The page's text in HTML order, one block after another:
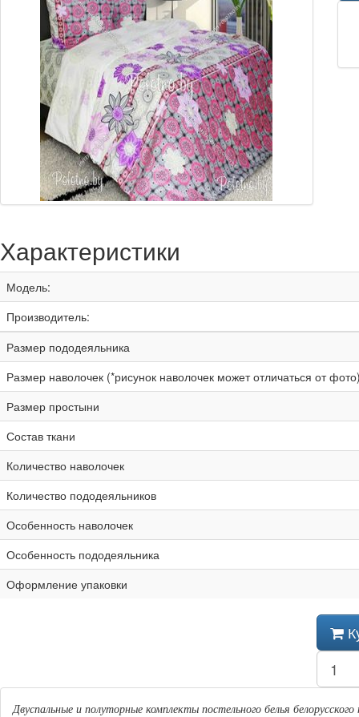
Характеристики
Модель:
Производитель:
Размер пододеяльника
Размер наволочек (*рисунок наволочек может отличаться от
Размер простыни
Состав ткани
Количество наволочек
Количество пододеяльников
Особенность наволочек
Особенность пододеяльника
Оформление упаковки
Двуспальные и полуторные комплекты постельного белья